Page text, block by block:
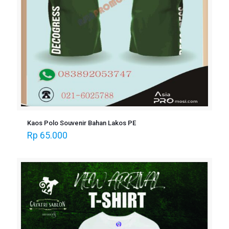
Kaos Polo Souvenir Bahan Lakos PE
Rp 65.000